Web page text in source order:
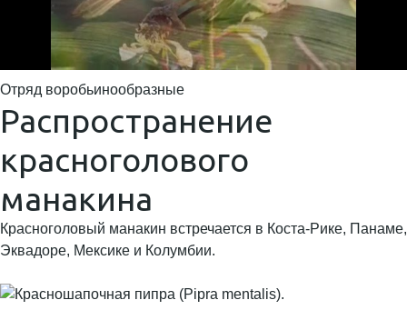
Отряд воробьинообразные
Распространение
красноголового
манакина
Красноголовый манакин встречается в Коста-Рике, Панаме,
Эквадоре, Мексике и Колумбии.